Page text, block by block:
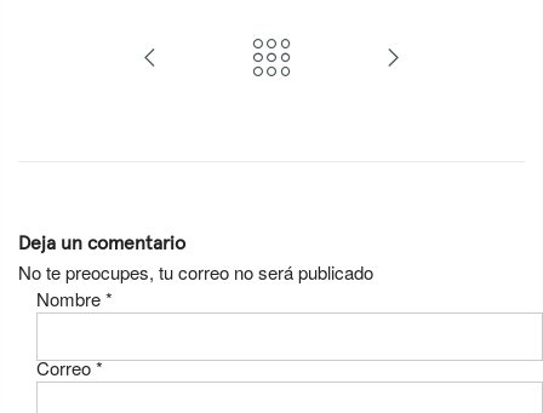
Deja un comentario
No te preocupes, tu correo no será publicado
Nombre*
Correo*